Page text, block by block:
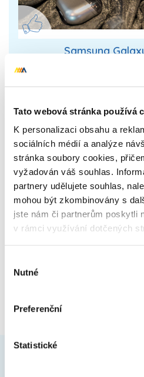
Tato webová stránka používá
K personalizaci obsahu a
sociálních médií a analýze
stránka soubory cookies,
vyžadován váš souhlas.
partnery udělujete souhlas,
mohou být zkombinovány s
jste nám či partnerům poskytli
v rámci využívání dotčených
souhlasu
Nutné
Preferenční
Statistické
Samsung
Sluchátka pro
jsou úžasně
6 199 Kč